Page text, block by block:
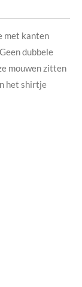
met kanten
dubbele
mouwen zitten
het shirtje